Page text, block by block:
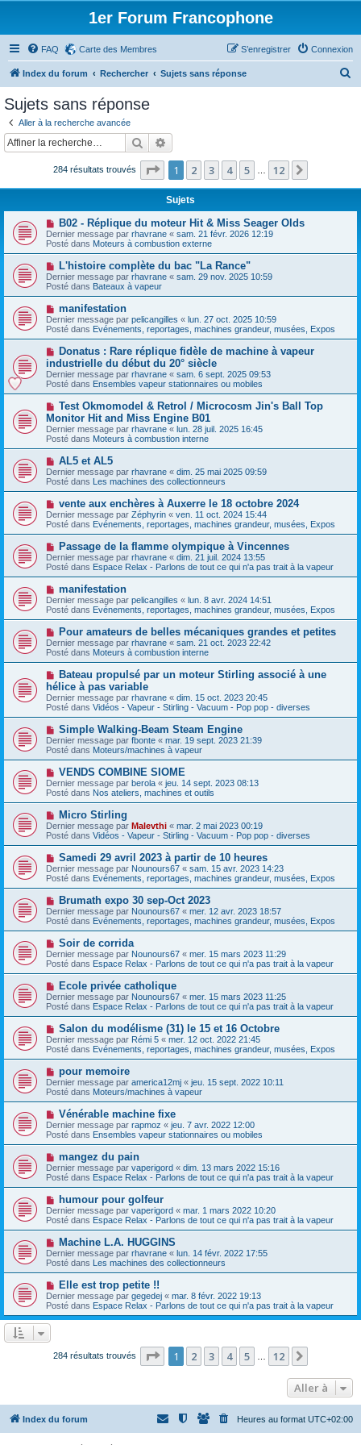
1er Forum Francophone
FAQ Carte des Membres Connexion
S’enregistrer
Index du forum Rechercher Sujets sans réponse
c
Sujets sans réponse
Aller à la recherche avancée
Rechercher
284 résultats trouvés Page 1sur
1 2 3 4 5 12
Sujets
N
o
u
v
e
a
u
m
e
s
s
a
g
e
B02 - Réplique du moteur Hit & Miss Seager Olds
Dernier message par rhavrane « sam. 21 févr. 2026 12:19
Posté dans Moteurs à combustion externe
N
o
u
v
a
u
m
e
s
a
g
e
L'histoire complète du bac "La Rance"
Dernier message par rhavrane « sam. 29 nov. 2025 10:59
Posté dans Bateaux à vapeur
N
o
u
v
e
a
u
m
e
s
s
g
e
manifestation
Dernier message par pelicangilles « lun. 27 oct. 2025 10:59
Posté dans Evénements, reportages, machines grandeur, musées, Expos
N
o
u
v
e
a
m
e
s
g
e
Donatus : Rare réplique fidèle de machine à vapeur
industrielle du début du 20° siècle
Dernier message par rhavrane « sam. 6 sept. 2025 09:53
Posté dans Ensembles vapeur stationnaires ou mobiles
N
u
v
e
a
u
m
e
s
s
g
e
Test Okmomodel & Retrol / Microcosm Jin's Ball Top
Monitor Hit and Miss Engine B01
Dernier message par rhavrane « lun. 28 juil. 2025 16:45
Posté dans Moteurs à combustion interne
N
o
u
v
a
u
m
e
s
a
g
AL5 et AL5
Dernier message par rhavrane « dim. 25 mai 2025 09:59
Posté dans Les machines des collectionneurs
N
o
u
v
e
a
u
m
e
s
s
a
g
e
vente aux enchères à Auxerre le 18 octobre 2024
Dernier message par Zéphyrin « ven. 11 oct. 2024 15:44
Posté dans Evénements, reportages, machines grandeur, musées, Expos
N
o
u
v
a
u
m
e
s
a
g
e
Passage de la flamme olympique à Vincennes
Dernier message par rhavrane « dim. 21 juil. 2024 13:55
Posté dans Espace Relax - Parlons de tout ce qui n'a pas trait à la vapeur
N
o
u
v
e
a
u
m
e
s
a
g
e
manifestation
Dernier message par pelicangilles « lun. 8 avr. 2024 14:51
Posté dans Evénements, reportages, machines grandeur, musées, Expos
N
o
u
v
e
a
u
m
e
s
s
a
g
e
Pour amateurs de belles mécaniques grandes et petites
Dernier message par rhavrane « sam. 21 oct. 2023 22:42
Posté dans Moteurs à combustion interne
N
o
u
v
e
a
u
m
e
s
s
g
e
Bateau propulsé par un moteur Stirling associé à une
hélice à pas variable
Dernier message par rhavrane « dim. 15 oct. 2023 20:45
Posté dans Vidéos - Vapeur - Stirling - Vacuum - Pop pop - diverses
N
o
u
v
e
u
m
e
s
a
g
e
Simple Walking-Beam Steam Engine
Dernier message par fbonte « mar. 19 sept. 2023 21:39
Posté dans Moteurs/machines à vapeur
N
o
u
v
e
a
u
m
e
s
s
a
g
e
VENDS COMBINE SIOME
Dernier message par berola « jeu. 14 sept. 2023 08:13
Posté dans Nos ateliers, machines et outils
N
o
u
v
e
a
u
m
e
s
a
g
e
Micro Stirling
Dernier message par Malevthi « mar. 2 mai 2023 00:19
Posté dans Vidéos - Vapeur - Stirling - Vacuum - Pop pop - diverses
N
o
u
v
e
a
u
m
e
s
s
a
g
e
Samedi 29 avril 2023 à partir de 10 heures
Dernier message par Nounours67 « sam. 15 avr. 2023 14:23
Posté dans Evénements, reportages, machines grandeur, musées, Expos
N
o
u
v
e
a
u
m
e
s
a
g
e
Brumath expo 30 sep-Oct 2023
Dernier message par Nounours67 « mer. 12 avr. 2023 18:57
Posté dans Evénements, reportages, machines grandeur, musées, Expos
N
o
u
v
e
a
u
m
e
s
s
a
g
Soir de corrida
Dernier message par Nounours67 « mer. 15 mars 2023 11:29
Posté dans Espace Relax - Parlons de tout ce qui n'a pas trait à la vapeur
N
o
u
v
e
a
u
m
e
s
s
a
g
e
Ecole privée catholique
Dernier message par Nounours67 « mer. 15 mars 2023 11:25
Posté dans Espace Relax - Parlons de tout ce qui n'a pas trait à la vapeur
N
o
u
v
u
m
e
s
s
a
g
Salon du modélisme (31) le 15 et 16 Octobre
Dernier message par Rémi 5 « mer. 12 oct. 2022 21:45
Posté dans Evénements, reportages, machines grandeur, musées, Expos
N
o
u
v
e
u
m
e
s
s
a
g
e
pour memoire
Dernier message par america12mj « jeu. 15 sept. 2022 10:11
Posté dans Moteurs/machines à vapeur
N
o
u
v
a
u
m
e
s
a
g
e
Vénérable machine fixe
Dernier message par rapmoz « jeu. 7 avr. 2022 12:00
Posté dans Ensembles vapeur stationnaires ou mobiles
N
o
u
v
e
a
u
m
e
s
a
g
e
mangez du pain
Dernier message par vaperigord « dim. 13 mars 2022 15:16
Posté dans Espace Relax - Parlons de tout ce qui n'a pas trait à la vapeur
N
o
u
v
e
a
u
m
e
s
a
g
e
humour pour golfeur
Dernier message par vaperigord « mar. 1 mars 2022 10:20
Posté dans Espace Relax - Parlons de tout ce qui n'a pas trait à la vapeur
N
o
u
v
e
a
u
m
e
g
Machine L.A. HUGGINS
Dernier message par rhavrane « lun. 14 févr. 2022 17:55
Posté dans Les machines des collectionneurs
N
o
u
v
e
m
e
Elle est trop petite !!
Dernier message par gegedej « mar. 8 févr. 2022 19:13
Posté dans Espace Relax - Parlons de tout ce qui n'a pas trait à la vapeur
284 résultats trouvés Page 1sur
1 2 3 4 5 12
Aller à
Index du forum Heures au format UTC+02:00